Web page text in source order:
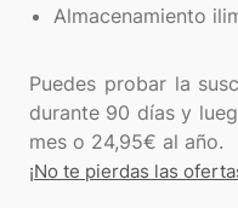
Almacenamiento
Puedes probar la
durante 90 días y
¡No te pierdas las